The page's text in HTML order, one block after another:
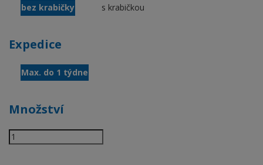
bez krabičky s krabičkou
Expedice
Max. do 1 týdne
Množství